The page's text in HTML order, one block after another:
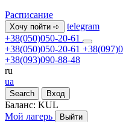
Расписание
Хочу пойти ➪
telegram
+38(050)050-20-61
+38(050)050-20-61
+38(093)090-88-48
ru
ua
Search Вход
Баланс: KUL
Мой лагерь
Выйти